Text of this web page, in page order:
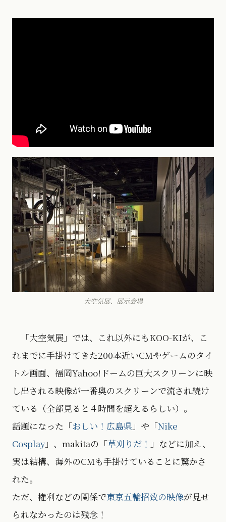
大空気展、展示会場
「大空気展」では、これ以外にもKOO-KIが、こ
れまでに手掛けてきた200本近いCMやゲームのタイ
トル画面、福岡Yahoo!ドームの巨大スクリーンに映
し出される映像が一番奥のスクリーンで流され続け
ている（全部見ると４時間を超えるらしい）。
話題になった「おしい！広島県 」や「Nike
Cosplay」、makitaの「草刈りだ！ 」などに加え、
実は結構、海外のCMも手掛けていることに驚かさ
れた。
ただ、権利などの関係で東京五輪招致の映像が見せ
られなかったのは残念！